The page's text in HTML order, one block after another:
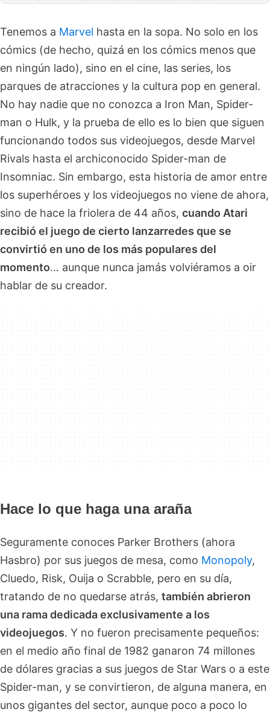
Tenemos a Marvel hasta en la sopa. No solo en los
cómics (de hecho, quizá en los cómics menos que
en ningún lado), sino en el cine, las series, los
parques de atracciones y la cultura pop en general.
No hay nadie que no conozca a Iron Man, Spider-
man o Hulk, y la prueba de ello es lo bien que siguen
funcionando todos sus videojuegos, desde Marvel
Rivals hasta el archiconocido Spider-man de
Insomniac. Sin embargo, esta historia de amor entre
los superhéroes y los videojuegos no viene de ahora,
sino de hace la friolera de 44 años, cuando Atari
recibió el juego de cierto lanzarredes que se
convirtió en uno de los más populares del
momento… aunque nunca jamás volviéramos a oir
hablar de su creador.
Hace lo que haga una araña
Seguramente conoces Parker Brothers (ahora
Hasbro) por sus juegos de mesa, como Monopoly,
Cluedo, Risk, Ouija o Scrabble, pero en su día,
tratando de no quedarse atrás, también abrieron
una rama dedicada exclusivamente a los
videojuegos. Y no fueron precisamente pequeños:
en el medio año final de 1982 ganaron 74 millones
de dólares gracias a sus juegos de Star Wars o a este
Spider-man, y se convirtieron, de alguna manera, en
unos gigantes del sector, aunque poco a poco lo